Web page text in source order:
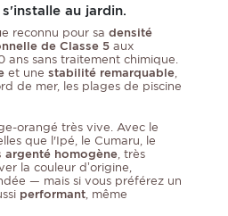
au jardin.
e reconnu pour sa densité
de Classe 5 aux
ans sans traitement chimique.
et une stabilité remarquable,
de mer, les plages de piscine
orangé très vive. Avec le
que l'Ipé, le Cumaru, le
argenté homogène, très
la couleur d’origine,
— mais si vous préférez un
performant, même